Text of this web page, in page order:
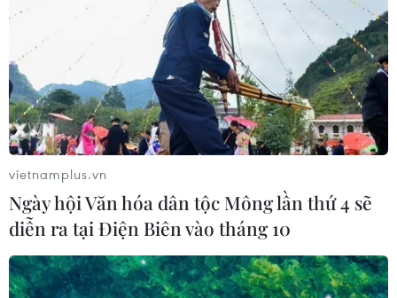
Tây Ban Nha phát trực tiếp nhật thực
toàn phần từ độ cao 9.000 m
04/08/2026 13:23
Tàu chở hàng của Thổ Nhĩ Kỳ bị tấn
công trên Biển Đen
04/08/2026 05:54
Vì sao Google khiến Mỹ và
EU đối đầu về chủ quyền số?
vietnamplus.vn
Ngày hội Văn hóa dân tộc Mông lần thứ 4 sẽ
diễn ra tại Điện Biên vào tháng 10